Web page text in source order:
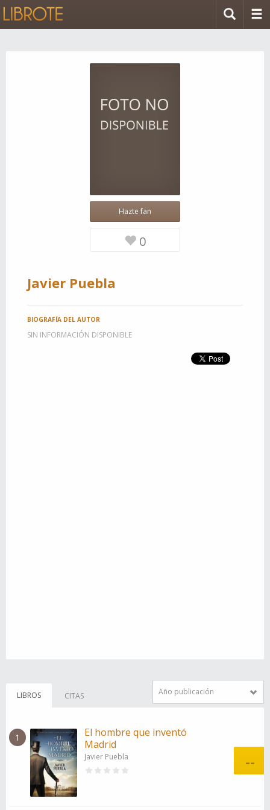
Hazte fan
0
Javier Puebla
BIOGRAFÍA DEL AUTOR
SIN INFORMACIÓN DISPONIBLE
LIBROS CITAS Año publicación
1
El hombre que inventó
Madrid
Javier Puebla --